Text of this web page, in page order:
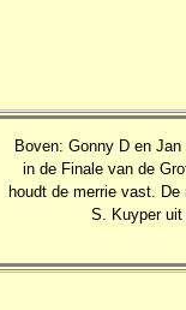
Boven: Gonny D en
in de Finale van de
houdt de merrie vast. De
S. Kuyper